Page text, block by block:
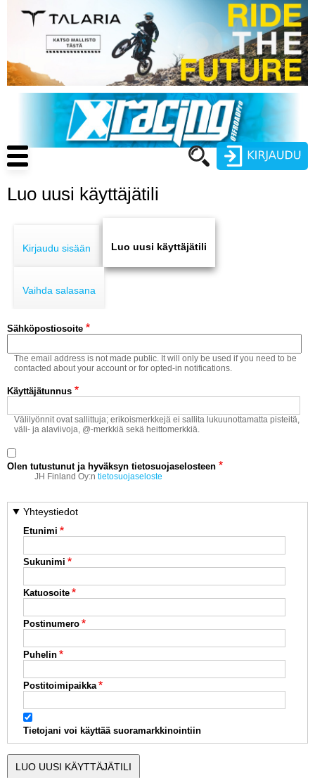
pääsisältöön
Käyttäjätunnus
Main
navigation
ENDURO
MOTOCROSS
MUUT LAJIT
YLEISTÄ ALALTA
LUE DIGILEHDET
ASIAKASPALVELU JA
MEDIATIEDOT
YHTEYSTIEDOT
Luo uusi käyttäjätili
tabs
Kirjaudu sisään Luo uusi käyttäjätili
Vaihda salasana
Sähköpostiosoite
The email address is not made public. It will only be used if you need to be
contacted about your account or for opted-in notifications.
Käyttäjätunnus
Välilyönnit ovat sallittuja; erikoismerkkejä ei sallita lukuunottamatta pisteitä,
väli- ja alaviivoja, @-merkkiä sekä heittomerkkiä.
Olen tutustunut ja hyväksyn tietosuojaselosteen
JH Finland Oy:ntietosuojaseloste
Yhteystiedot
Etunimi
Sukunimi
Katuosoite
Postinumero
Puhelin
Postitoimipaikka
Tietojani voi käyttää suoramarkkinointiin